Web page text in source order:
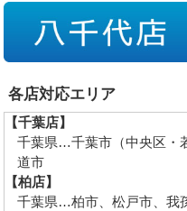
各店対応エリア
【千葉店】
千葉県…千葉市（中央区・
道市
【柏店】
千葉県…柏市、松戸市、我